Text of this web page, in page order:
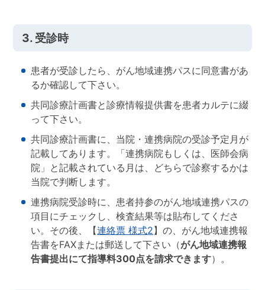
3. 受診時
患者が受診したら、がん地域連携パスに同意書があ
るか確認して下さい。
共同診療計画書と診療情報提供書を患者カルテに綴
って下さい。
共同診療計画書に、当院・連携病院の受診予定月が
記載してあります。「連携病院もしくは、医師会病
院」と記載されている月は、どちらで診察するかは
当院で判断します。
連携病院受診時に、患者持参のがん地域連携パスの
項目にチェックし、検査結果等は貼布してくださ
い。その後、【連絡票 様式2】の、がん地域連携報
告書をFAXまたは郵送して下さい（がん地域連携報
告書提出にて指導料300点を請求できます）。